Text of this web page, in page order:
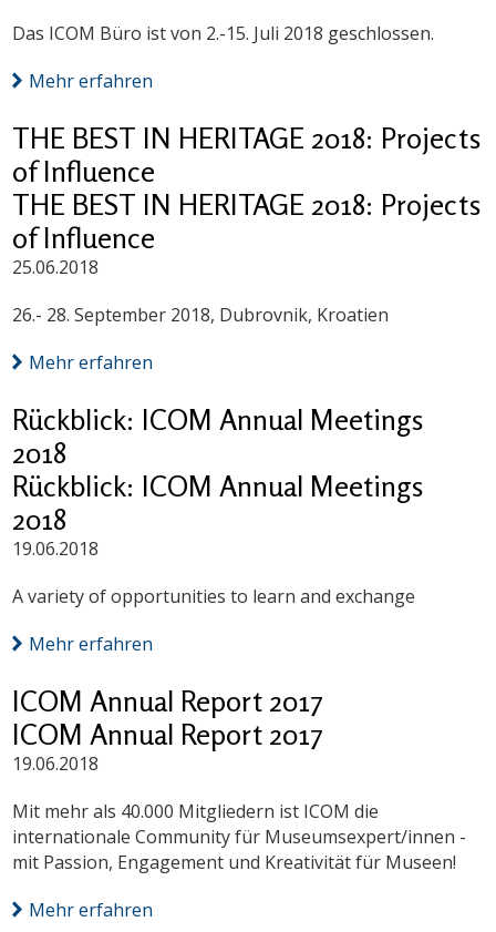
Das ICOM Büro ist von 2.-15. Juli 2018 geschlossen.
Mehr erfahren
THE BEST IN HERITAGE 2018: Projects
of Influence
THE BEST IN HERITAGE 2018: Projects
of Influence
25.06.2018
26.- 28. September 2018, Dubrovnik, Kroatien
Mehr erfahren
Rückblick: ICOM Annual Meetings
2018
Rückblick: ICOM Annual Meetings
2018
19.06.2018
A variety of opportunities to learn and exchange
Mehr erfahren
ICOM Annual Report 2017
ICOM Annual Report 2017
19.06.2018
Mit mehr als 40.000 Mitgliedern ist ICOM die
internationale Community für Museumsexpert/innen -
mit Passion, Engagement und Kreativität für Museen!
Mehr erfahren